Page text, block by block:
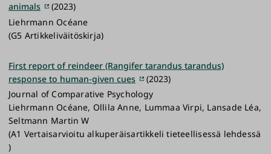
animals
(2023)
Liehrmann Océane
(G5 Artikkeliväitöskirja)
First report of reindeer (Rangifer tarandus tarandus)
response to human-given cues
(2023)
Journal of Comparative Psychology
Liehrmann Océane, Ollila Anne, Lummaa Virpi, Lansade Léa,
Seltmann Martin W
(A1 Vertaisarvioitu alkuperäisartikkeli tieteellisessä lehdessä
)